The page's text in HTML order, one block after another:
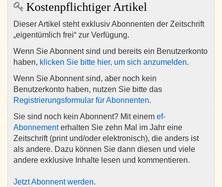
Kostenpflichtiger Artikel
Dieser Artikel steht exklusiv Abonnenten der Zeitschrift
„eigentümlich frei“ zur Verfügung.
Wenn Sie Abonnent sind und bereits ein Benutzerkonto
haben, klicken Sie bitte hier, um sich anzumelden.
Wenn Sie Abonnent sind, aber noch kein
Benutzerkonto haben, nutzen Sie bitte das
Registrierungsformular für Abonnenten.
Sie sind noch kein Abonnent? Mit einem ef-
Abonnementerhalten Sie zehn Mal im Jahr eine
Zeitschrift (print und/oder elektronisch), die anders ist
als andere. Dazu können Sie dann diesen und viele
andere exklusive Inhalte lesen und kommentieren.
Jetzt Abonnent werden.